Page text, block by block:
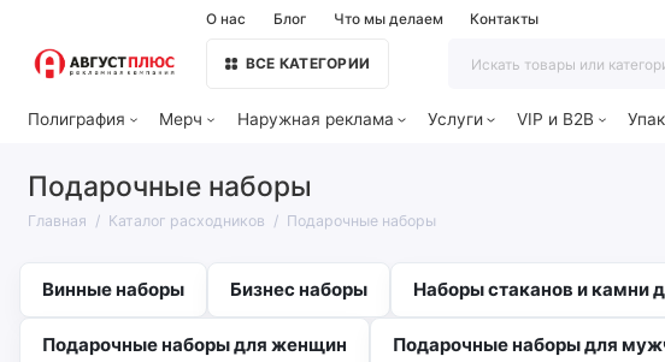
О нас Блог Что мы делаем Контакты
ВСЕ КАТЕГОРИИ
Полиграфия Мерч Наружная реклама Услуги VIP и B2B
Подарочные наборы
Главная Каталог расходников Подарочные наборы
Винные наборы Бизнес наборы Наборы стаканов и камни
Подарочные наборы для женщин Подарочные наборы для